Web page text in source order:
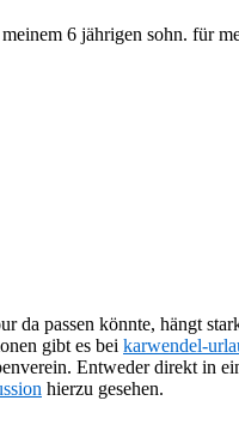
6 jährigen sohn. für
da passen könnte, hängt
gibt es bei karwendel-
Entweder direkt in
hierzu gesehen.